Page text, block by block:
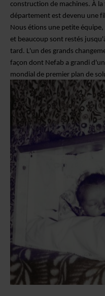
construction de machines. À la
département est devenu une
Nous étions une petite
et beaucoup sont restés
tard. L'un des grands
façon dont Nefab a grandi
mondial de premier plan de